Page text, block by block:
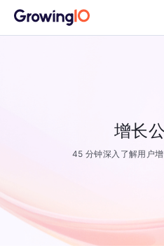
增长
45 分钟深入了解用户